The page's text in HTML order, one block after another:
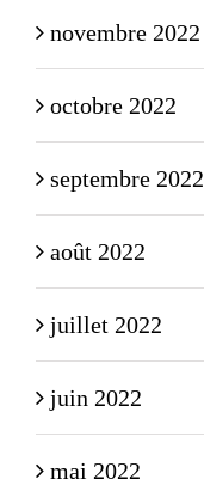
novembre 2022
octobre 2022
septembre 2022
août 2022
juillet 2022
juin 2022
mai 2022